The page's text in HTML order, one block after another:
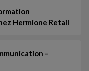
Hermione Retail
–